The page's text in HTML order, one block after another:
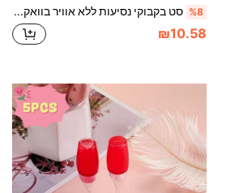
%8 סט בקבוקי נסיעות ללא אוויר בוואקום, שקוף למילוי חוזר של משאבה למייקאפ, ג'ל, תמצית וקרם לחות
₪10.58